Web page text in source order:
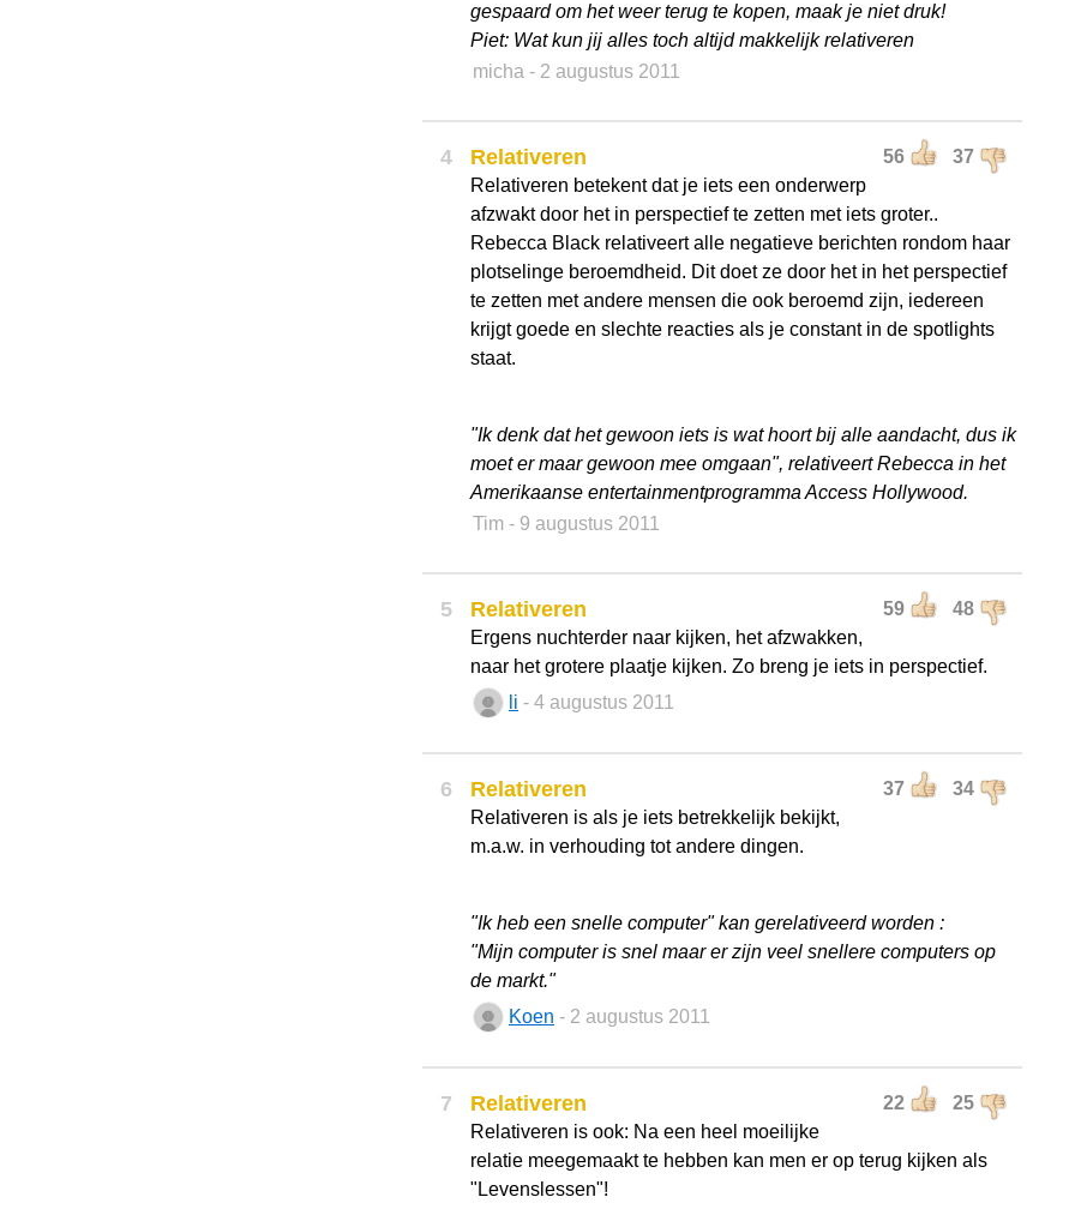
gespaard om het weer terug te kopen, maak je niet druk!
Piet: Wat kun jij alles toch altijd makkelijk relativeren
micha - 2 augustus 2011
4 56 37
Relativeren
Relativeren betekent dat je iets een onderwerp
afzwakt door het in perspectief te zetten met iets groter..
Rebecca Black relativeert alle negatieve berichten rondom haar
plotselinge beroemdheid. Dit doet ze door het in het perspectief
te zetten met andere mensen die ook beroemd zijn, iedereen
krijgt goede en slechte reacties als je constant in de spotlights
staat.
"Ik denk dat het gewoon iets is wat hoort bij alle aandacht, dus ik
moet er maar gewoon mee omgaan", relativeert Rebecca in het
Amerikaanse entertainmentprogramma Access Hollywood.
Tim - 9 augustus 2011
5 59 48
Relativeren
Ergens nuchterder naar kijken, het afzwakken,
naar het grotere plaatje kijken. Zo breng je iets in perspectief.
li - 4 augustus 2011
6 37 34
Relativeren
Relativeren is als je iets betrekkelijk bekijkt,
m.a.w. in verhouding tot andere dingen.
"Ik heb een snelle computer" kan gerelativeerd worden :
"Mijn computer is snel maar er zijn veel snellere computers op
de markt."
Koen - 2 augustus 2011
7 22 25
Relativeren
Relativeren is ook: Na een heel moeilijke
relatie meegemaakt te hebben kan men er op terug kijken als
"Levenslessen"!